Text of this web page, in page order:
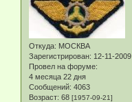
Откуда: МОСКВА
Зарегистрирован: 12-11-2009
Провел на форуме:
4 месяца 22 дня
Сообщений: 4063
Возраст: 68 [1957-09-21]